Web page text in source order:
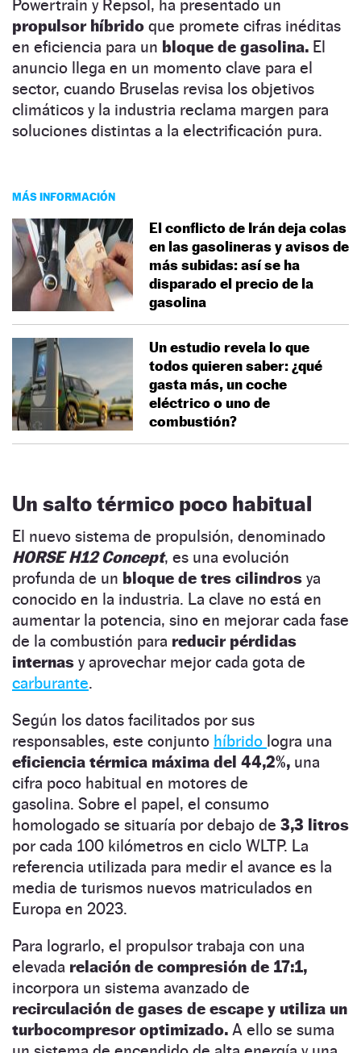
Powertrain y Repsol, ha presentado un
propulsor híbrido que promete cifras inéditas
en eficiencia para un bloque de gasolina. El
anuncio llega en un momento clave para el
sector, cuando Bruselas revisa los objetivos
climáticos y la industria reclama margen para
soluciones distintas a la electrificación pura.
MÁS INFORMACIÓN
El conflicto de Irán deja colas
en las gasolineras y avisos de
más subidas: así se ha
disparado el precio de la
gasolina
Un estudio revela lo que
todos quieren saber: ¿qué
gasta más, un coche
eléctrico o uno de
combustión?
Un salto térmico poco habitual
El nuevo sistema de propulsión, denominado
HORSE H12 Concept, es una evolución
profunda de un bloque de tres cilindros ya
conocido en la industria. La clave no está en
aumentar la potencia, sino en mejorar cada fase
de la combustión para reducir pérdidas
internas y aprovechar mejor cada gota de
carburante.
Según los datos facilitados por sus
responsables, este conjunto híbrido logra una
eficiencia térmica máxima del 44,2%, una
cifra poco habitual en motores de
gasolina. Sobre el papel, el consumo
homologado se situaría por debajo de 3,3 litros
por cada 100 kilómetros en ciclo WLTP. La
referencia utilizada para medir el avance es la
media de turismos nuevos matriculados en
Europa en 2023.
Para lograrlo, el propulsor trabaja con una
elevada relación de compresión de 17:1,
incorpora un sistema avanzado de
recirculación de gases de escape y utiliza un
turbocompresor optimizado. A ello se suma